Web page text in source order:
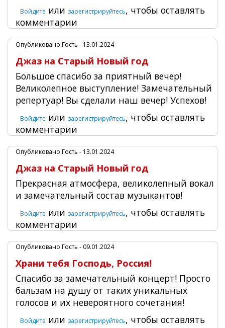
Войдите или зарегистрируйтесь, чтобы оставлять
комментарии
Опубликовано Гость - 13.01.2024
Джаз на Старый Новый год
Большое спасибо за приятный вечер!
Великолепное выступление! Замечательный
репертуар! Вы сделали наш вечер! Успехов!
Войдите или зарегистрируйтесь, чтобы оставлять
комментарии
Опубликовано Гость - 13.01.2024
Джаз на Старый Новый год
Прекрасная атмосфера, великолепный вокал
и замечательный состав музыкантов!
Войдите или зарегистрируйтесь, чтобы оставлять
комментарии
Опубликовано Гость - 09.01.2024
Храни тебя Господь, Россия!
Спасибо за замечательный концерт! Просто
бальзам на душу от таких уникальных
голосов и их невероятного сочетания!
Войдите или зарегистрируйтесь, чтобы оставлять